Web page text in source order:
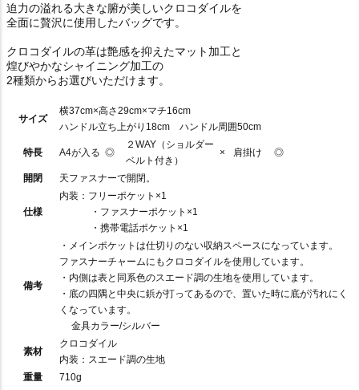
迫力の溢れる大きな腑が美しいクロコダイルを
全面に贅沢に使用したバッグです。
クロコダイルの革は艶感を抑えたマット加工と
煌びやかなシャイニング加工の
2種類からお選びいただけます。
サイズ
横37cm×高さ29cm×マチ16cm
ハンドル立ち上がり18cm ハンドル周囲50cm
特長 A4が入る ◎
２WAY（ショルダー
ベルト付き）
× 肩掛け ◎
開閉 天ファスナーで開閉。
仕様
内装：フリーポケット×1
・ファスナーポケット×1
・携帯電話ポケット×1
備考
・メインポケットは仕切りのない収納スペースになっています。
ファスナーチャームにもクロコダイルを使用しています。
・内側は表と同系色のスエード調の生地を使用しています。
・底の四隅と中央に鋲が打ってあるので、置いた時に底が汚れにく
くなっています。
金具カラー/シルバー
素材
クロコダイル
内装：スエード調の生地
重量
710g